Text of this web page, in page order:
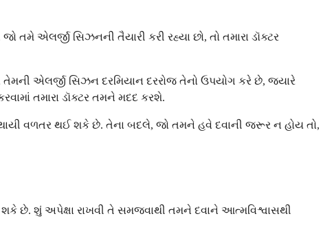
એલર્જી સિઝનની તૈયારી કરી રહ્યા છો, તો તમારા ડૉક્ટર
તેમની એલર્જી સિઝન દરમિયાન દરરોજ તેનો ઉપયોગ કરે છે, જ્યારે
તમારા ડૉક્ટર તમને મદદ કરશે.
વળતર થઈ શકે છે. તેના બદલે, જો તમને હવે દવાની જરૂર ન હોય તો,
છે. શું અપેક્ષા રાખવી તે સમજવાથી તમને દવાને આત્મવિશ્વાસથી